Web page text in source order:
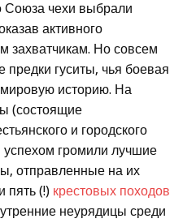
Союза чехи выбрали
активного
захватчикам. Но совсем
предки гуситы, чья боевая
историю. На
(состоящие
и городского
громили лучшие
отправленные на их
пять (!) крестовых походов
неурядицы среди